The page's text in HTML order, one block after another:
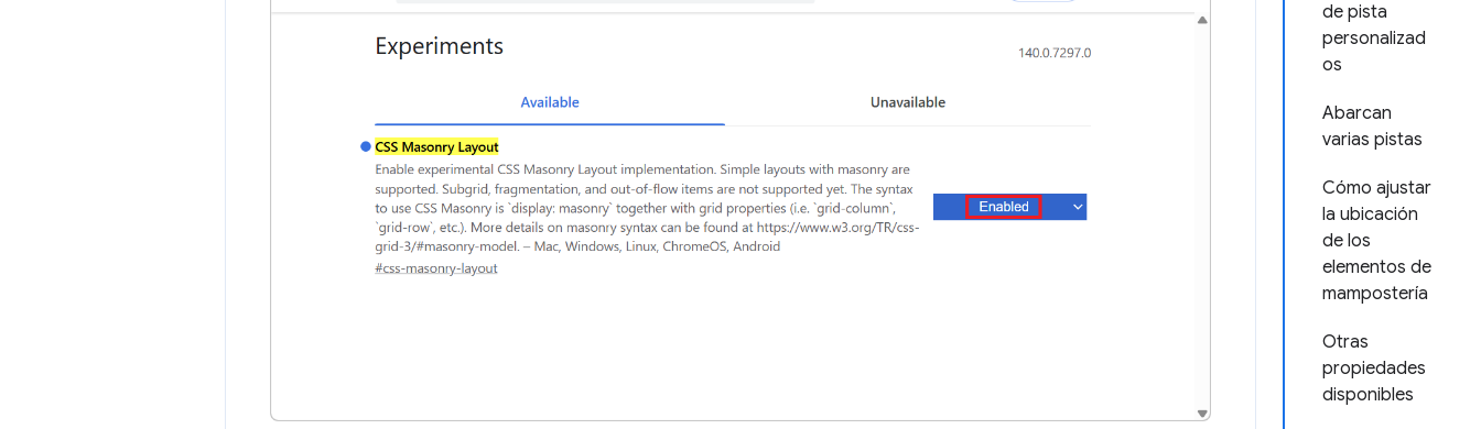
de pista
personalizad
os
Abarcan
varias pistas
Cómo ajustar
la ubicación
de los
elementos de
mampostería
Otras
propiedades
disponibles